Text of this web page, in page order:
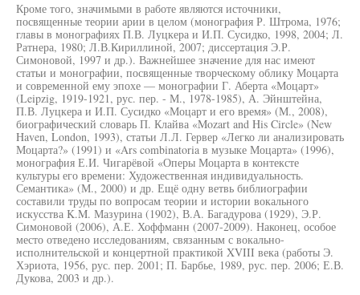
Кроме того, значимыми в работе являются источники,
посвященные теории арии в целом (монография Р. Штрома, 1976;
главы в монографиях П.В. Луцкера и И.П. Сусидко, 1998, 2004; Л.
Ратнера, 1980; Л.В.Кириллиной, 2007; диссертация Э.Р.
Симоновой, 1997 и др.). Важнейшее значение для нас имеют
статьи и монографии, посвященные творческому облику Моцарта
и современной ему эпохе — монографии Г. Аберта «Моцарт»
(Leipzig, 1919-1921, рус. пер. - М., 1978-1985), А. Эйнштейна,
П.В. Луцкера и И.П. Сусидко «Моцарт и его время» (М., 2008),
биографический словарь П. Клайва «Mozart and His Circle» (New
Haven, London, 1993), статьи Л.Л. Гервер «Легко ли анализировать
Моцарта?» (1991) и «Ars combinatoria в музыке Моцарта» (1996),
монография Е.И. Чигарёвой «Оперы Моцарта в контексте
культуры его времени: Художественная индивидуальность.
Семантика» (М., 2000) и др. Ещё одну ветвь библиографии
составили труды по вопросам теории и истории вокального
искусства K.M. Мазурина (1902), В.А. Багадурова (1929), Э.Р.
Симоновой (2006), А.Е. Хоффманн (2007-2009). Наконец, особое
место отведено исследованиям, связанным с вокально-
исполнительской и концертной практикой XVIII века (работы Э.
Хэриота, 1956, рус. пер. 2001; П. Барбье, 1989, рус. пер. 2006; Е.В.
Дукова, 2003 и др.).